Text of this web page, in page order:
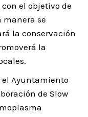
el objetivo de
manera se
la conservación
la
el Ayuntamiento
de Slow